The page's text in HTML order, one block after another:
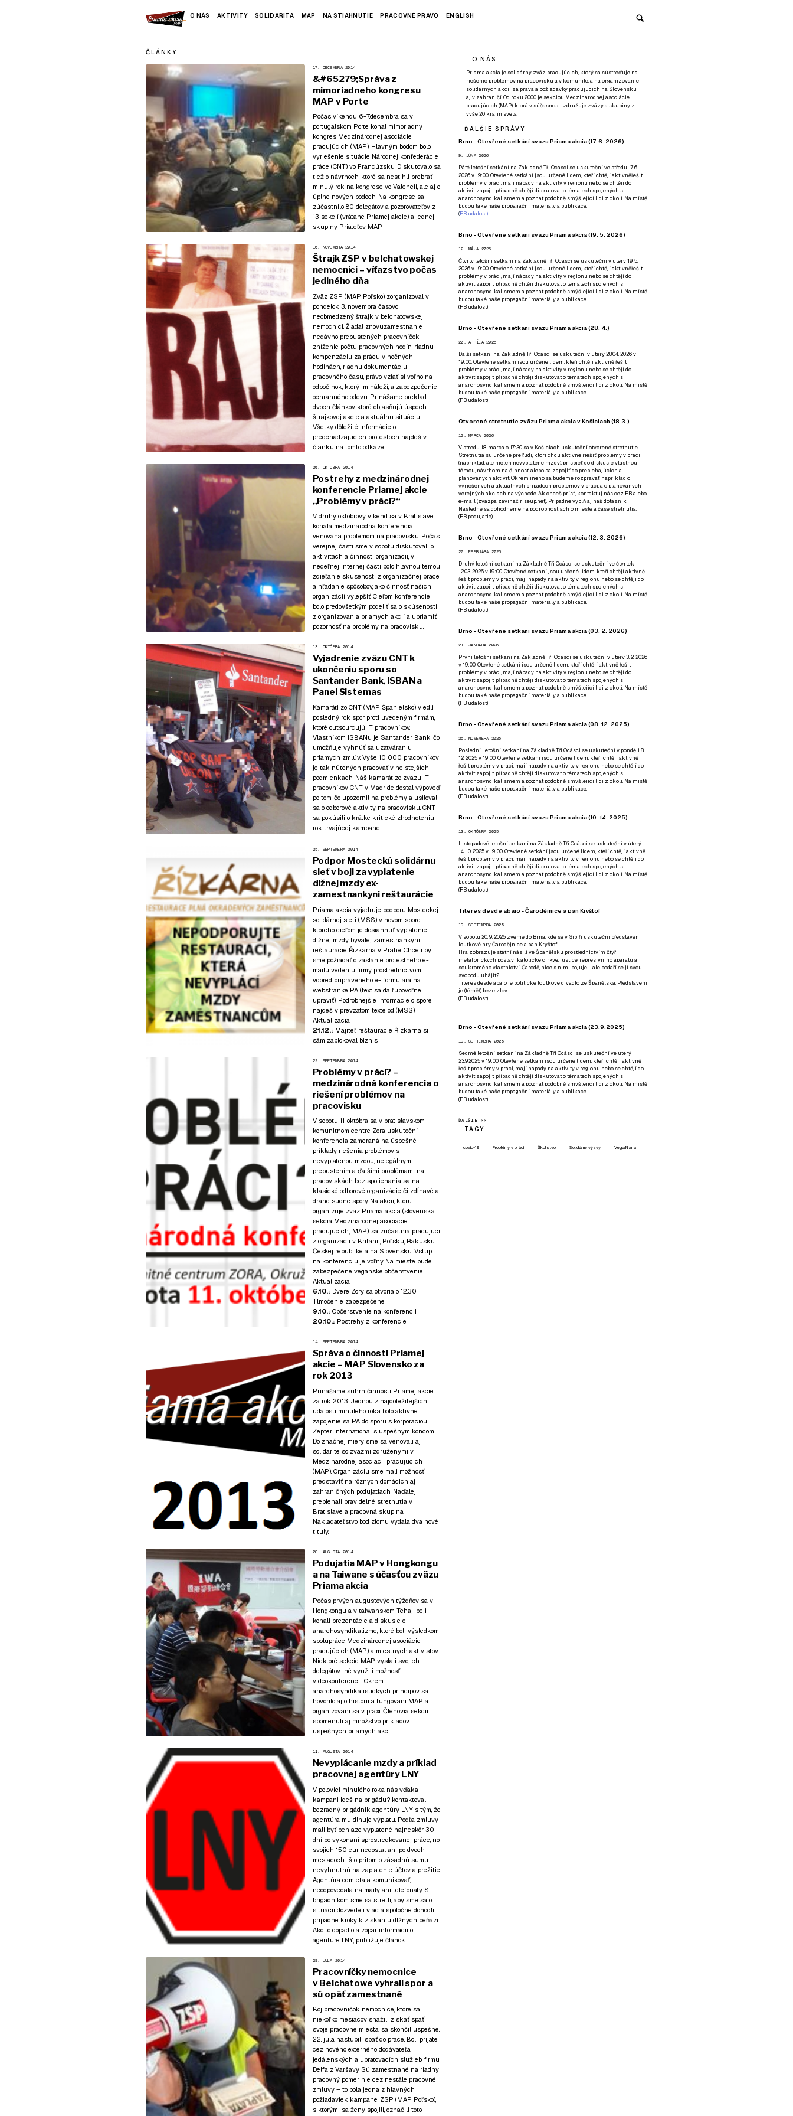
O NÁS AKTIVITY SOLIDARITA MAP NA STIAHNUTIE PRACOVNÉ PRÁVO ENGLISH
ČLÁNKY
17. DECEMBRA 2014
&#65279;Správa z
mimoriadneho kongresu
MAP v Porte
Počas víkendu 6.-7.decembra sa v
portugalskom Porte konal mimoriadny
kongres Medzinárodnej asociácie
pracujúcich (MAP). Hlavným bodom bolo
vyriešenie situácie Národnej konfederácie
práce (CNT) vo Francúzsku. Diskutovalo sa
tiež o návrhoch, ktoré sa nestihli prebrať
minulý rok na kongrese vo Valencii, ale aj o
úplne nových bodoch. Na kongrese sa
zúčastnilo 80 delegátov a pozorovateľov z
13 sekcií (vrátane Priamej akcie) a jednej
skupiny Priateľov MAP.
10. NOVEMBRA 2014
Štrajk ZSP v belchatowskej
nemocnici – víťazstvo počas
jediného dňa
Zväz ZSP (MAP Poľsko) zorganizoval v
pondelok 3. novembra časovo
neobmedzený štrajk v belchatowskej
nemocnici. Žiadal znovuzamestnanie
nedávno prepustených pracovníčok,
zníženie počtu pracovných hodín, riadnu
kompenzáciu za prácu v nočných
hodinách, riadnu dokumentáciu
pracovného času, právo vziať si voľno na
odpočinok, ktorý im náleží, a zabezpečenie
ochranného odevu. Prinášame preklad
dvoch článkov, ktoré objasňujú úspech
štrajkovej akcie a aktuálnu situáciu.
Všetky dôležité informácie o
predchádzajúcich protestoch nájdeš v
článku na tomto odkaze
20. OKTÓBRA 2014
Postrehy z medzinárodnej
konferencie Priamej akcie
„Problémy v práci?“
V druhý októbrový víkend sa v Bratislave
konala medzinárodná konferencia
venovaná problémom na pracovisku. Počas
verejnej časti sme v sobotu diskutovali o
aktivitách a činnosti organizácií, v
nedeľnej internej časti bolo hlavnou témou
zdieľanie skúseností z organizačnej práce
a hľadanie spôsobov, ako činnosť našich
organizácií vylepšiť. Cieľom konferencie
bolo predovšetkým podeliť sa o skúsenosti
z organizovania priamych akcií a upriamiť
pozornosť na problémy na pracovisku.
13. OKTÓBRA 2014
Vyjadrenie zväzu CNT k
ukončeniu sporu so
Santander Bank, ISBAN a
Panel Sistemas
Kamaráti zo CNT (MAP Španielsko) viedli
posledný rok spor proti uvedeným firmám,
ktoré outsourcujú IT pracovníkov.
Vlastníkom ISBANu je Santander Bank, čo
umožňuje vyhnúť sa uzatváraniu
priamych zmlúv. Vyše 10 000 pracovníkov
je tak nútených pracovať v neistejších
podmienkach. Náš kamarát zo zväzu IT
pracovníkov CNT v Madride dostal výpoveď
po tom, čo upozornil na problémy a usiloval
sa o odborové aktivity na pracovisku. CNT
sa pokúsili o krátke kritické zhodnoteniu
rok trvajúcej kampane.
25. SEPTEMBRA 2014
Podpor Mosteckú solidárnu
sieť v boji za vyplatenie
dlžnej mzdy ex-
zamestnankyni reštaurácie
Priama akcia vyjadruje podporu Mosteckej
solidárnej sieti (MSS)v novom spore,
ktorého cieľom je dosiahnuť vyplatenie
dlžnej mzdy bývalej zamestnankyni
reštaurácie Řízkárna v Prahe . Chceli by
sme požiadať o zaslanie protestného e-
mailu vedeniu firmy prostredníctvom
vopred pripraveného e- formulára na
webstránke PA (text sa dá ľubovoľne
upraviť). Podrobnejšie informácie o spore
nájdeš v prevzatom texte od (MSS).
Aktualizácia
21.12.: Majiteľ reštaurácie Řízkárna si
sám zablokoval biznis
22. SEPTEMBRA 2014
Problémy v práci? –
medzinárodná konferencia o
riešení problémov na
pracovisku
V sobotu 11. októbra sa v bratislavskom
komunitnom centre Zora uskutoční
konferencia zameraná na úspešné
príklady riešenia problémov s
nevyplatenou mzdou, nelegálnym
prepustením a ďalšími problémami na
pracoviskách bez spoliehania sa na
klasické odborové organizácie či zdĺhavé a
drahé súdne spory. Na akcii, ktorú
organizuje zväz Priama akcia (slovenská
sekcia Medzinárodnej asociácie
pracujúcich; MAP), sa zúčastnia pracujúci
z organizácií v Británii, Poľsku, Rakúsku,
Českej republike a na Slovensku. Vstup
na konferenciu je voľný. Na mieste bude
zabezpečené vegánske občerstvenie.
Aktualizácia
6.10.: Dvere Zory sa otvoria o 12.30.
Tlmočenie zabezpečené.
9.10.: Občerstvenie na konferencii
20.10.: Postrehy z konferencie
14. SEPTEMBRA 2014
Správa o činnosti Priamej
akcie – MAP Slovensko za
rok 2013
Prinášame súhrn činnosti Priamej akcie
za rok 2013. Jednou z najdôležitejších
udalostí minulého roka bolo aktívne
zapojenie sa PA do sporu s korporáciou
Zepter International s úspešným koncom.
Do značnej miery sme sa venovali aj
solidarite so zväzmi združenými v
Medzinárodnej asociácii pracujúcich
(MAP). Organizáciu sme mali možnosť
predstaviť na rôznych domácich aj
zahraničných podujatiach. Naďalej
prebiehali pravidelné stretnutia v
Bratislave a pracovná skupina
Nakladateľstvo bod zlomu vydala dva nové
tituly.
28. AUGUSTA 2014
Podujatia MAP v Hongkongu
a na Taiwane s účasťou zväzu
Priama akcia
Počas prvých augustových týždňov sa v
Hongkongu a v taiwanskom Tchaj-peji
konali prezentácie a diskusie o
anarchosyndikalizme, ktoré boli výsledkom
spolupráce Medzinárodnej asociácie
pracujúcich (MAP) a miestnych aktivistov.
Niektoré sekcie MAP vyslali svojich
delegátov, iné využili možnosť
videokonferencií. Okrem
anarchosyndikalistických princípov sa
hovorilo aj o histórii a fungovaní MAP a
organizovaní sa v praxi. Členovia sekcií
spomenuli aj množstvo príkladov
úspešných priamych akcií.
11. AUGUSTA 2014
Nevyplácanie mzdy a príklad
pracovnej agentúry LNY
V polovici minulého roka nás vďaka
kampani Ideš na brigádu? kontaktoval
bezradný brigádnik agentúry LNY s tým, že
agentúra mu dlhuje výplatu. Podľa zmluvy
mali byť peniaze vyplatené najneskôr 30
dní po vykonaní sprostredkovanej práce, no
svojich 150 eur nedostal ani po dvoch
mesiacoch. Išlo pritom o zásadnú sumu
nevyhnutnú na zaplatenie účtov a prežitie.
Agentúra odmietala komunikovať,
neodpovedala na maily ani telefonáty. S
brigádnikom sme sa stretli, aby sme sa o
situácii dozvedeli viac a spoločne dohodli
prípadné kroky k získaniu dlžných peňazí.
Ako to dopadlo a zopár informácií o
agentúre LNY, približuje článok.
29. JÚLA 2014
Pracovníčky nemocnice
v Belchatowe vyhrali spor a
sú opäť zamestnané
Boj pracovníčok nemocnice, ktoré sa
niekoľko mesiacov snažili získať späť
svoje pracovné miesta, sa skončil úspešne.
22. júla nastúpili späť do práce. Boli prijaté
cez nového externého dodávateľa
jedálenských a upratovacích služieb, firmu
Delfa z Varšavy. Sú zamestnané na riadny
pracovný pomer, nie cez nestále pracovné
zmluvy – to bola jedna z hlavných
požiadaviek kampane. ZSP (MAP Poľsko),
s ktorými sa ženy spojili, označili toto
O NÁS
Priama akcia je solidárny zväz pracujúcich, ktorý sa sústreďuje na
riešenie problémov na pracovisku a v komunite, a na organizovanie
solidárnych akcií za práva a požiadavky pracujúcich na Slovensku
aj v zahraničí. Od roku 2000 je sekciou Medzinárodnej asociácie
pracujúcich (MAP), ktorá v súčasnosti združuje zväzy a skupiny z
vyše 20 krajín sveta.
ĎALŠIE SPRÁVY
Brno - Otevřené setkání svazu Priama akcia (17. 6. 2026)
9. JÚNA 2026
Páté letošní setkání na Základně Tři Ocásci se uskuteční ve středu 17. 6.
2026 v 19:00. Otevřené setkání jsou určené lidem, kteří chtějí aktivněřešit
problémy v práci, mají nápady na aktivity v regionu nebo se chtějí do
aktivit zapojit, případně chtějí diskutovat o tématech spojených s
anarchosyndikalismem a poznat podobně smýšlející lidi z okolí. Na místě
budou také naše propagační materiály a publikace.
(FB událost)
Brno - Otevřené setkání svazu Priama akcia (19. 5. 2026)
12. MÁJA 2026
Čtvrtý letošní setkání na Základně Tři Ocásci se uskuteční v úterý 19. 5.
2026 v 19:00. Otevřené setkání jsou určené lidem, kteří chtějí aktivněřešit
problémy v práci, mají nápady na aktivity v regionu nebo se chtějí do
aktivit zapojit, případně chtějí diskutovat o tématech spojených s
anarchosyndikalismem a poznat podobně smýšlející lidi z okolí. Na místě
budou také naše propagační materiály a publikace.
(FB událost)
Brno - Otevřené setkání svazu Priama akcia (28. 4.)
20. APRÍLA 2026
Další setkání na Základně Tři Ocásci se uskuteční v úterý 28.04. 2026 v
19:00. Otevřené setkání jsou určené lidem, kteří chtějí aktivně řešit
problémy v práci, mají nápady na aktivity v regionu nebo se chtějí do
aktivit zapojit, případně chtějí diskutovat o tématech spojených s
anarchosyndikalismem a poznat podobně smýšlející lidi z okolí. Na místě
budou také naše propagační materiály a publikace.
(FB událost)
Otvorené stretnutie zväzu Priama akcia v Košiciach (18.3.)
12. MARCA 2026
V stredu 18. marca o 17:30 sa v Košiciach uskutoční otvorené stretnutie.
Stretnutia sú určené pre ľudí, ktorí chcú aktívne riešiť problémy v práci
(napríklad, ale nielen nevyplatené mzdy), prispieť do diskusie vlastnou
témou, návrhom na činnosť alebo sa zapojiť do prebiehajúcich a
plánovaných aktivít. Okrem iného sa budeme rozprávať napríklad o
vyriešených a aktuálnych prípadoch problémov v práci, a o plánovaných
verejných akciach na východe. Ak chceš prísť, kontaktuj nás cez FBalebo
e-mail (zvazpa zavináč riseup.net). Prípadnevyplň aj náš dotazník.
Následne sa dohodneme na podrobnostiach o mieste a čase stretnutia.
(FB podujatie)
Brno - Otevřené setkání svazu Priama akcia (12. 3. 2026)
27. FEBRUÁRA 2026
Druhý letošní setkání na Základně Tři Ocásci se uskuteční ve čtvrtek
12.03. 2026 v 19:00. Otevřené setkání jsou určené lidem, kteří chtějí aktivně
řešit problémy v práci, mají nápady na aktivity v regionu nebo se chtějí do
aktivit zapojit, případně chtějí diskutovat o tématech spojených s
anarchosyndikalismem a poznat podobně smýšlející lidi z okolí. Na místě
budou také naše propagační materiály a publikace.
(FB událost)
Brno - Otevřené setkání svazu Priama akcia (03. 2. 2026)
21. JANUÁRA 2026
První letošní setkání na Základně Tři Ocásci se uskuteční v úterý 3. 2. 2026
v 19:00. Otevřené setkání jsou určené lidem, kteří chtějí aktivně řešit
problémy v práci, mají nápady na aktivity v regionu nebo se chtějí do
aktivit zapojit, případně chtějí diskutovat o tématech spojených s
anarchosyndikalismem a poznat podobně smýšlející lidi z okolí. Na místě
budou také naše propagační materiály a publikace.
(FB událost)
Brno - Otevřené setkání svazu Priama akcia (08. 12. 2025)
26. NOVEMBRA 2025
Poslední letošní setkání na Základně Tři Ocásci se uskuteční v ponděli 8.
12. 2025 v 19:00. Otevřené setkání jsou určené lidem, kteří chtějí aktivně
řešit problémy v práci, mají nápady na aktivity v regionu nebo se chtějí do
aktivit zapojit, případně chtějí diskutovat o tématech spojených s
anarchosyndikalismem a poznat podobně smýšlející lidi z okolí. Na místě
budou také naše propagační materiály a publikace.
(FB událost)
Brno - Otevřené setkání svazu Priama akcia (10. 14. 2025)
13. OKTÓBRA 2025
Listopadové letošní setkání na Základně Tři Ocásci se uskuteční v úterý
14. 10. 2025 v 19:00. Otevřené setkání jsou určené lidem, kteří chtějí aktivně
řešit problémy v práci, mají nápady na aktivity v regionu nebo se chtějí do
aktivit zapojit, případně chtějí diskutovat o tématech spojených s
anarchosyndikalismem a poznat podobně smýšlející lidi z okolí. Na místě
budou také naše propagační materiály a publikace.
(FB událost)
Títeres desde abajo - Čarodějnice a pan Kryštof
19. SEPTEMBRA 2025
V sobotu 20. 9. 2025 zveme do Brna, kde se v Sibiři uskuteční představení
loutkové hry Čarodějnice a pan Kryštof.
Hra zobrazuje státní násilí ve Španělsku prostřednictvím čtyř
metaforických postav: katolické církve, justice, represivního aparátu a
soukromého vlastnictví. Čarodějnice s nimi bojuje – ale podaří se jí svou
svobodu uhájit?
Títeres desde abajo je politické loutkové divadlo ze Španělska. Představení
je (téměř) beze zlov.
(FB událost)
Brno - Otevřené setkání svazu Priama akcia (23.9.2025)
19. SEPTEMBRA 2025
Sedmé letošní setkání na Základně Tři Ocásci se uskuteční ve uterý
23.9.2025 v 19:00. Otevřené setkání jsou určené lidem, kteří chtějí aktivně
řešit problémy v práci, mají nápady na aktivity v regionu nebo se chtějí do
aktivit zapojit, případně chtějí diskutovat o tématech spojených s
anarchosyndikalismem a poznat podobně smýšlející lidi z okolí. Na místě
budou také naše propagační materiály a publikace.
(FB událost)
ĎALŠIE >>
TAGY
covid-19 Problémy v práci Školstvo Solidárne výzvy VegaNana